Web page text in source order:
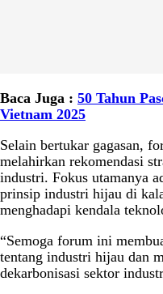
Baca Juga : 50 Tahun
Vietnam 2025
Selain bertukar gagasan,
melahirkan rekomendasi
industri. Fokus utamanya
prinsip industri hijau di
menghadapi kendala
“Semoga forum ini
tentang industri hijau dan
dekarbonisasi sektor